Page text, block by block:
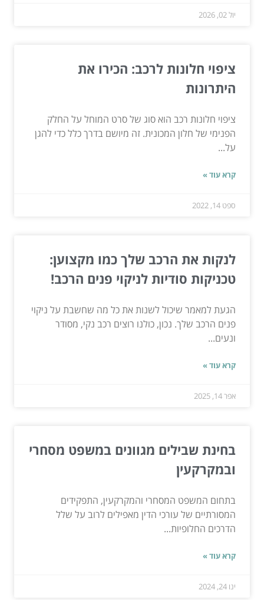
יול 02, 2026
ציפוי חלונות לרכב: הכירו את
היתרונות
ציפוי חלונות רכב הוא סוג של סרט המוחל על החלק
הפנימי של חלון המכונית. זה מיושם בדרך כלל כדי להגן
על...
קרא עוד »
ספט 14, 2022
לנקות את הרכב שלך כמו מקצוען:
טכניקות סודיות לניקוי פנים הרכב!
הגעת למאמר שיכול לשנות את כל מה שחשבת על ניקוי
פנים הרכב שלך. נכון, כולנו רוצים רכב נקי, מסודר
ונעים...
קרא עוד »
אפר 14, 2025
בחינת שבילים מגוונים במשפט מסחרי
ובמקרקעין
בתחום המשפט המסחרי והמקרקעין, התפקידים
המסורתיים של עורכי הדין מאפילים לרוב על שלל
הדרכים החלופיות...
קרא עוד »
ינו 24, 2024